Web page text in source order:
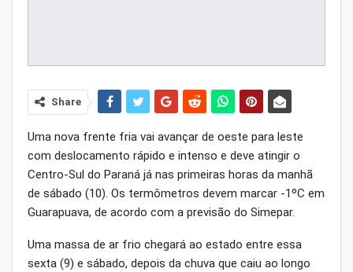
Share
Uma nova frente fria vai avançar de oeste para leste
com deslocamento rápido e intenso e deve atingir o
Centro-Sul do Paraná já nas primeiras horas da manhã
de sábado (10). Os termômetros devem marcar -1ºC em
Guarapuava, de acordo com a previsão do Simepar.
Uma massa de ar frio chegará ao estado entre essa
sexta (9) e sábado, depois da chuva que caiu ao longo